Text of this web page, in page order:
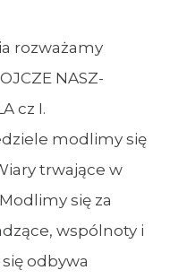
rozważamy
NASZ-
cz I.
modlimy się
trwające w
się za
wspólnoty i
odbywa